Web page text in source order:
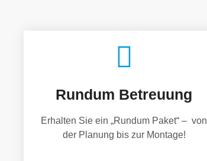
Rundum Betreuung
Erhalten Sie ein „Rundum Paket“ – von
der Planung bis zur Montage!